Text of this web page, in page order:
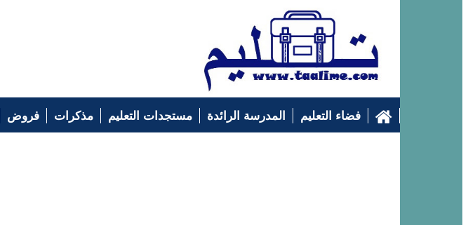
فضاء التعليم المدرسة الرائدة مستجدات التعليم مذكرات فروض